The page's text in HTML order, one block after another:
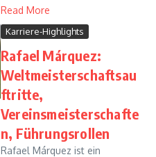
Read More
Karriere-Highlights
Rafael Márquez:
Weltmeisterschaftsau
ftritte,
Vereinsmeisterschafte
n, Führungsrollen
Rafael Márquez ist ein